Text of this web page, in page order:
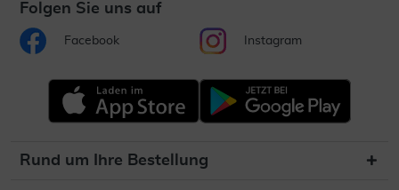
Folgen Sie uns auf
Facebook Instagram
Rund um Ihre Bestellung